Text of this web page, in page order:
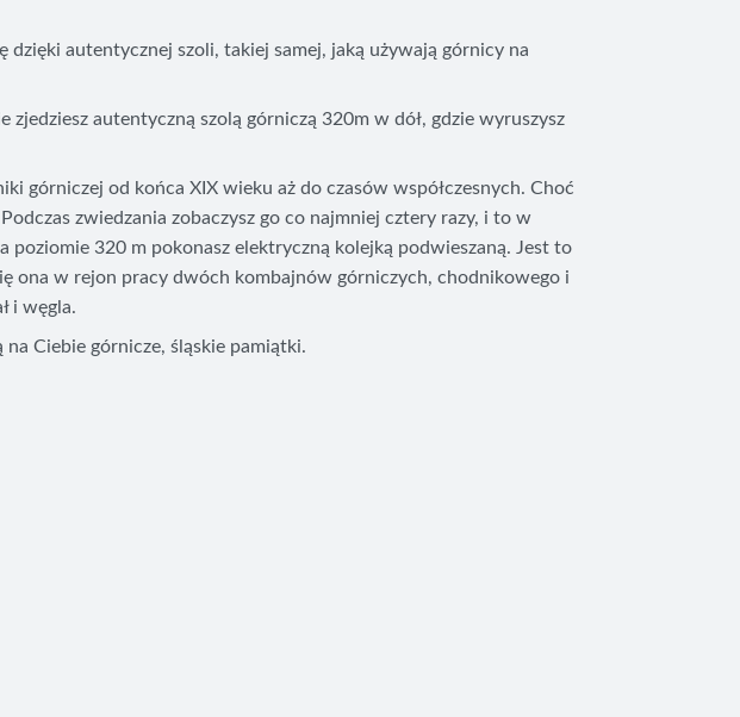
autentycznej szoli, takiej samej, jaką używają górnicy na
autentyczną szolą górniczą 320m w dół, gdzie wyruszysz
górniczej od końca XIX wieku aż do czasów współczesnych. Choć
zwiedzania zobaczysz go co najmniej cztery razy, i to w
320 m pokonasz elektryczną kolejką podwieszaną. Jest to
ona w rejon pracy dwóch kombajnów górniczych, chodnikowego i
i węgla.
Ciebie górnicze, śląskie pamiątki.